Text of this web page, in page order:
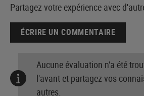
Partagez votre expérience avec
ÉCRIRE UN COMMENTAIRE
Aucune évaluation n'a été
l'avant et partagez vos
autres.